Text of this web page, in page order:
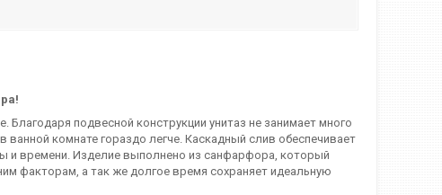
подвесной конструкции унитаз не занимает много
комнате гораздо легче. Каскадный слив обеспечивает
и времени. Изделие выполнено из санфарфора, который
факторам, а так же долгое время сохраняет идеальную